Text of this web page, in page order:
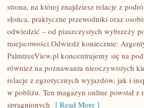
IRLANDIA
SINGAPUR
strona, na której znajdziesz relacje z
słońca, praktyczne przewodniki oraz
odwiedzić – od piaszczystych wybrzeży
miejscowości.Odwiedź koniecznie:
PalmtreeView.pl koncentrujemy się na
również na poznawaniu nieoczywistych
relacje z egzotycznych wyjazdów, jak i
w pobliżu. Ten magazyn online powstał z
spragnionych [ Read More ]